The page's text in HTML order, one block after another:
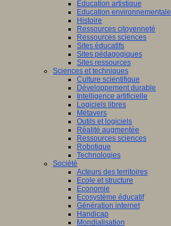
Education artistique
Education environnementale
Histoire
Ressources citoyenneté
Ressources sciences
Sites éducatifs
Sites pédagogiques
Sites ressources
Sciences et techniques
Culture scientifique
Développement durable
Intelligence artificielle
Logiciels libres
Métavers
Outils et logiciels
Réalité augmentée
Ressources sciences
Robotique
Technologies
Société
Acteurs des territoires
Ecole et structure
Economie
Ecosystème éducatif
Génération internet
Handicap
Mondialisation